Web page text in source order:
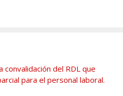
convalidación del RDL que
para el personal laboral.